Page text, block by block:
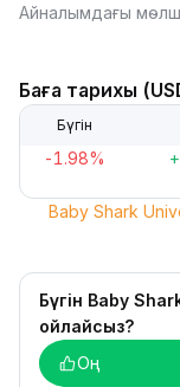
Айналымдағы
Баға тарихы
Бүгін
-1.98%
Baby Shark
Бүгін Baby
ойлайсыз?
Оң